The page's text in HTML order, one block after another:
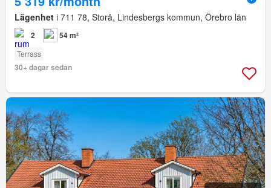
Lägenhet i 711 78, Storå, Lindesbergs kommun, Örebro län
2 54 m²
Terrass
30+ dagar sedan